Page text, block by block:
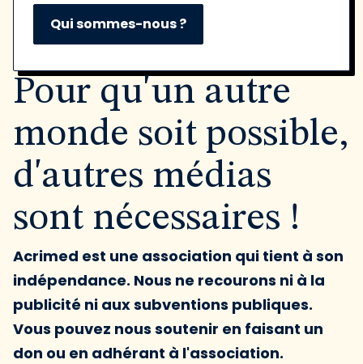
Qui sommes-nous ?
Pour qu'un autre
monde soit possible,
d'autres médias
sont nécessaires !
Acrimed est une association qui tient à son
indépendance. Nous ne recourons ni à la
publicité ni aux subventions publiques.
Vous pouvez nous soutenir en faisant un
don ou en adhérant à l'association.